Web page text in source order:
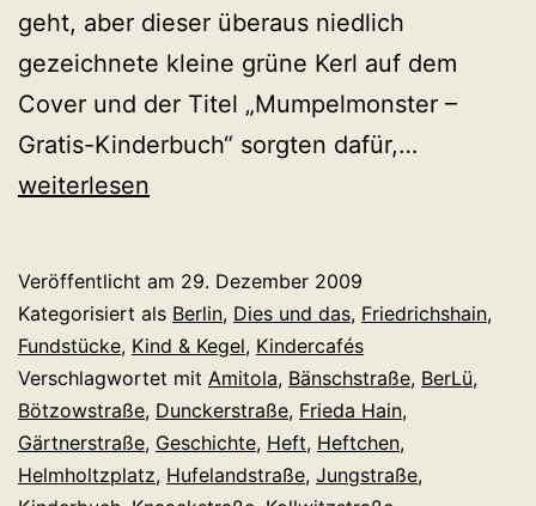
geht, aber dieser überaus niedlich
gezeichnete kleine grüne Kerl auf dem
Cover und der Titel „Mumpelmonster –
Gratis-Kinderbuch“ sorgten dafür,…
weiterlesen
Veröffentlicht am 29. Dezember 2009
Kategorisiert als Berlin, Dies und das, Friedrichshain,
Fundstücke, Kind & Kegel, Kindercafés
Verschlagwortet mit Amitola, Bänschstraße, BerLü,
Bötzowstraße, Dunckerstraße, Frieda Hain,
Gärtnerstraße, Geschichte, Heft, Heftchen,
Helmholtzplatz, Hufelandstraße, Jungstraße,